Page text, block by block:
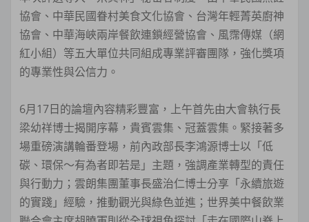
協會、中華民國眷村美食文化協會、台灣年輕菁英廚神
協會、中華海峽兩岸餐飲連鎖經營協會、風霈傳媒（網
紅小組）等五大單位共同組成專業評審團隊，強化獎項
的專業性與公信力。
6月17日的論壇內容精彩豐富，上午首先由大會執行長
梁幼祥博士揭開序幕，貴賓雲集、冠蓋雲集。緊接著多
場重磅演講輪番登場，前內政部長李鴻源博士以「低
碳、環保～有為者即若是」主題，強調產業轉型的責任
與行動力；雲朗集團董事長盛治仁博士分享「永續旅遊
的實踐」經驗，推動觀光與綠色並進；世界美中餐飲業